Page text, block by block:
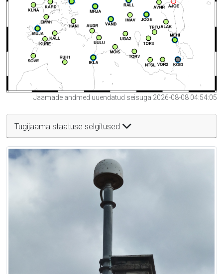
Jaamade andmed uuendatud seisuga 2026-08-08 04:54:05
Tugijaama staatuse selgitused